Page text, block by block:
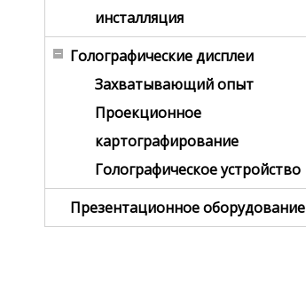
инсталляция
Голографические дисплеи
Захватывающий опыт
Проекционное
картографирование
Голографическое устройство
Презентационное оборудование